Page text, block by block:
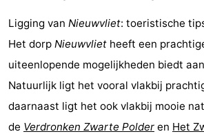
Forum
-
Reisboekenwinkel
Ligging van Nieuwvliet: toeristische
Het dorp Nieuwvliet heeft een
uiteenlopende mogelijkheden biedt
Natuurlijk ligt het vooral vlakbij
daarnaast ligt het ook vlakbij mooie
de Verdronken Zwarte Polder en Het